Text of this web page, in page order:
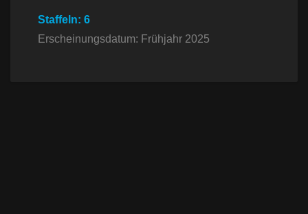
Staffeln: 6
Erscheinungsdatum: Frühjahr 2025